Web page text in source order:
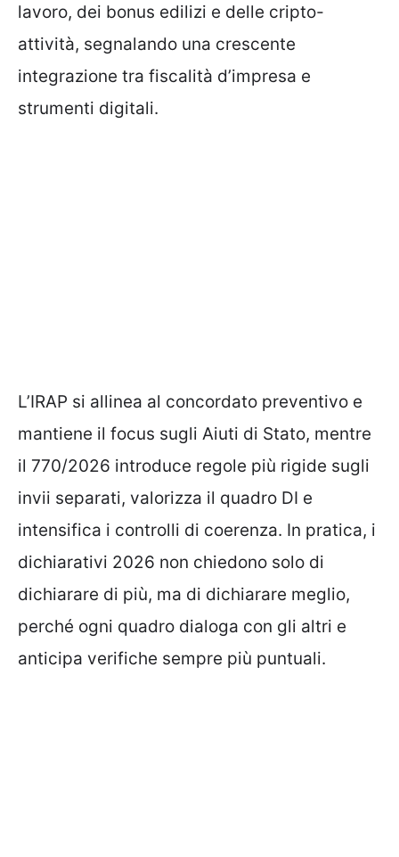
lavoro, dei bonus edilizi e delle cripto-
attività, segnalando una crescente
integrazione tra fiscalità d’impresa e
strumenti digitali.
L’IRAP si allinea al concordato preventivo e
mantiene il focus sugli Aiuti di Stato, mentre
il 770/2026 introduce regole più rigide sugli
invii separati, valorizza il quadro DI e
intensifica i controlli di coerenza. In pratica, i
dichiarativi 2026 non chiedono solo di
dichiarare di più, ma di dichiarare meglio,
perché ogni quadro dialoga con gli altri e
anticipa verifiche sempre più puntuali.